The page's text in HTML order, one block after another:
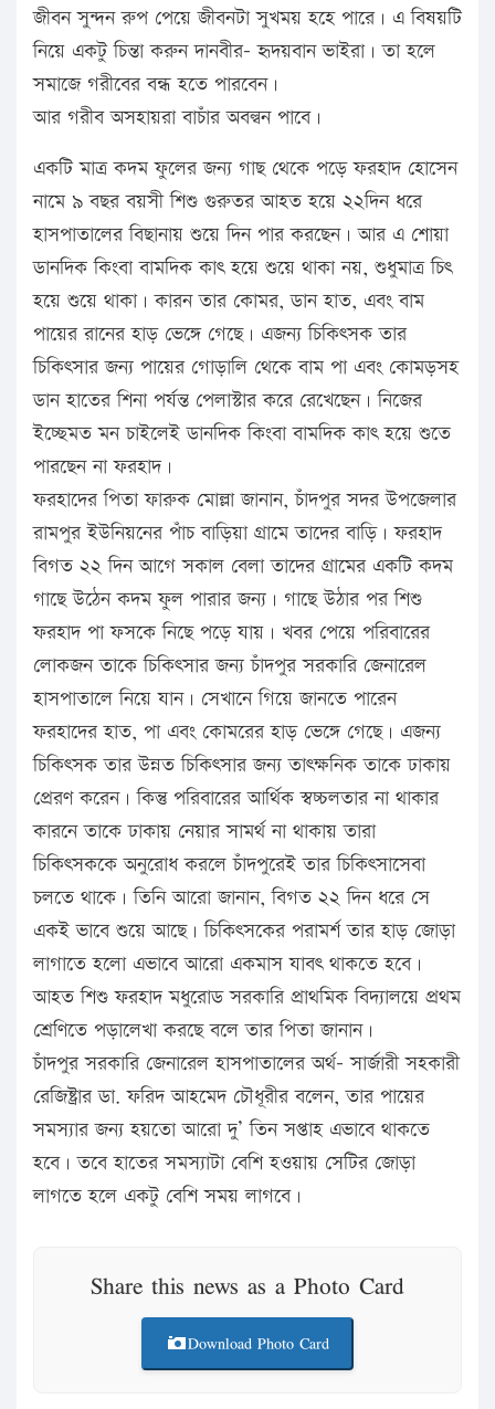
জীবন সুন্দন রুপ পেয়ে জীবনটা সুখময় হহে পারে। এ বিষয়টি
নিয়ে একটু চিন্তা করুন দানবীর- হৃদয়বান ভাইরা। তা হলে
সমাজে গরীবের বন্ধ হতে পারবেন।
আর গরীব অসহায়রা বাচাঁর অবল্বন পাবে।
একটি মাত্র কদম ফুলের জন্য গাছ থেকে পড়ে ফরহাদ হোসেন
নামে ৯ বছর বয়সী শিশু গুরুতর আহত হয়ে ২২দিন ধরে
হাসপাতালের বিছানায় শুয়ে দিন পার করছেন। আর এ শোয়া
ডানদিক কিংবা বামদিক কাৎ হয়ে শুয়ে থাকা নয়, শুধুমাত্র চিৎ
হয়ে শুয়ে থাকা। কারন তার কোমর, ডান হাত, এবং বাম
পায়ের রানের হাড় ভেঙ্গে গেছে। এজন্য চিকিৎসক তার
চিকিৎসার জন্য পায়ের গোড়ালি থেকে বাম পা এবং কোমড়সহ
ডান হাতের শিনা পর্যন্ত পেলাস্টার করে রেখেছেন। নিজের
ইচ্ছেমত মন চাইলেই ডানদিক কিংবা বামদিক কাৎ হয়ে শুতে
পারছেন না ফরহাদ।
ফরহাদের পিতা ফারুক মোল্লা জানান, চাঁদপুর সদর উপজেলার
রামপুর ইউনিয়নের পাঁচ বাড়িয়া গ্রামে তাদের বাড়ি। ফরহাদ
বিগত ২২ দিন আগে সকাল বেলা তাদের গ্রামের একটি কদম
গাছে উঠেন কদম ফুল পারার জন্য। গাছে উঠার পর শিশু
ফরহাদ পা ফসকে নিছে পড়ে যায়। খবর পেয়ে পরিবারের
লোকজন তাকে চিকিৎসার জন্য চাঁদপুর সরকারি জেনারেল
হাসপাতালে নিয়ে যান। সেখানে গিয়ে জানতে পারেন
ফরহাদের হাত, পা এবং কোমরের হাড় ভেঙ্গে গেছে। এজন্য
চিকিৎসক তার উন্নত চিকিৎসার জন্য তাৎক্ষনিক তাকে ঢাকায়
প্রেরণ করেন। কিন্তু পরিবারের আর্থিক স্বচ্চলতার না থাকার
কারনে তাকে ঢাকায় নেয়ার সামর্থ না থাকায় তারা
চিকিৎসককে অনুরোধ করলে চাঁদপুরেই তার চিকিৎসাসেবা
চলতে থাকে। তিনি আরো জানান, বিগত ২২ দিন ধরে সে
একই ভাবে শুয়ে আছে। চিকিৎসকের পরামর্শ তার হাড় জোড়া
লাগাতে হলো এভাবে আরো একমাস যাবৎ থাকতে হবে।
আহত শিশু ফরহাদ মধুরোড সরকারি প্রাথমিক বিদ্যালয়ে প্রথম
শ্রেণিতে পড়ালেখা করছে বলে তার পিতা জানান।
চাঁদপুর সরকারি জেনারেল হাসপাতালের অর্থ- সার্জারী সহকারী
রেজিষ্ট্রার ডা. ফরিদ আহমেদ চৌধূরীর বলেন, তার পায়ের
সমস্যার জন্য হয়তো আরো দু’ তিন সপ্তাহ এভাবে থাকতে
হবে। তবে হাতের সমস্যাটা বেশি হওয়ায় সেটির জোড়া
লাগতে হলে একটু বেশি সময় লাগবে।
Share this news as a Photo Card
Download Photo Card